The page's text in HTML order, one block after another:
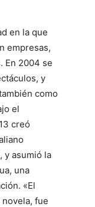
en la que
empresas,
En 2004 se
y
como
el
creó
y asumió la
una
«El
fue